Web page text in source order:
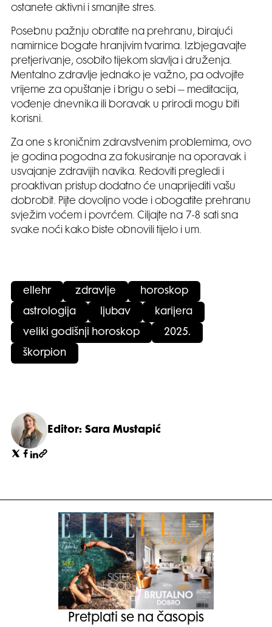
ostanete aktivni i smanjite stres.
Posebnu pažnju obratite na prehranu, birajući
namirnice bogate hranjivim tvarima. Izbjegavajte
pretjerivanje, osobito tijekom slavlja i druženja.
Mentalno zdravlje jednako je važno, pa odvojite
vrijeme za opuštanje i brigu o sebi – meditacija,
vođenje dnevnika ili boravak u prirodi mogu biti
korisni.
Za one s kroničnim zdravstvenim problemima, ovo
je godina pogodna za fokusiranje na oporavak i
usvajanje zdravijih navika. Redoviti pregledi i
proaktivan pristup dodatno će unaprijediti vašu
dobrobit. Pijte dovoljno vode i obogatite prehranu
svježim voćem i povrćem. Ciljajte na 7-8 sati sna
svake noći kako biste obnovili tijelo i um.
ellehr zdravlje horoskop
astrologija ljubav karijera
veliki godišnji horoskop 2025.
škorpion
Editor: Sara Mustapić
Pretplati se na časopis